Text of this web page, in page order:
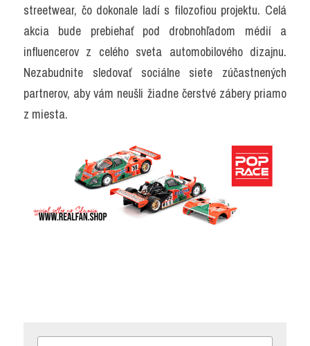
streetwear, čo dokonale ladí s filozofiou projektu. Celá
akcia bude prebiehať pod drobnohľadom médií a
influencerov z celého sveta automobilového dizajnu.
Nezabudnite sledovať sociálne siete zúčastnených
partnerov, aby vám neušli žiadne čerstvé zábery priamo
z miesta.